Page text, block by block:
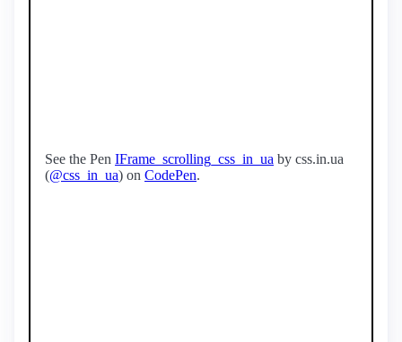
See the Pen IFrame_scrolling_css_in_ua by css.in.ua
(@css_in_ua) on CodePen.